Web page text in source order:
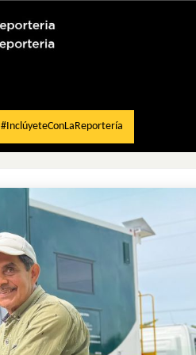
#InclúyeteConLaReportería